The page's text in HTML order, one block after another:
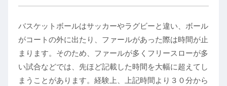
バスケットボールはサッカーやラグビーと違い、ボール
がコートの外に出たり、ファールがあった際は時間が止
まります。そのため、ファールが多くフリースローが多
い試合などでは、先ほど記載した時間を大幅に超えてし
まうことがあります。経験上、上記時間より３０分から